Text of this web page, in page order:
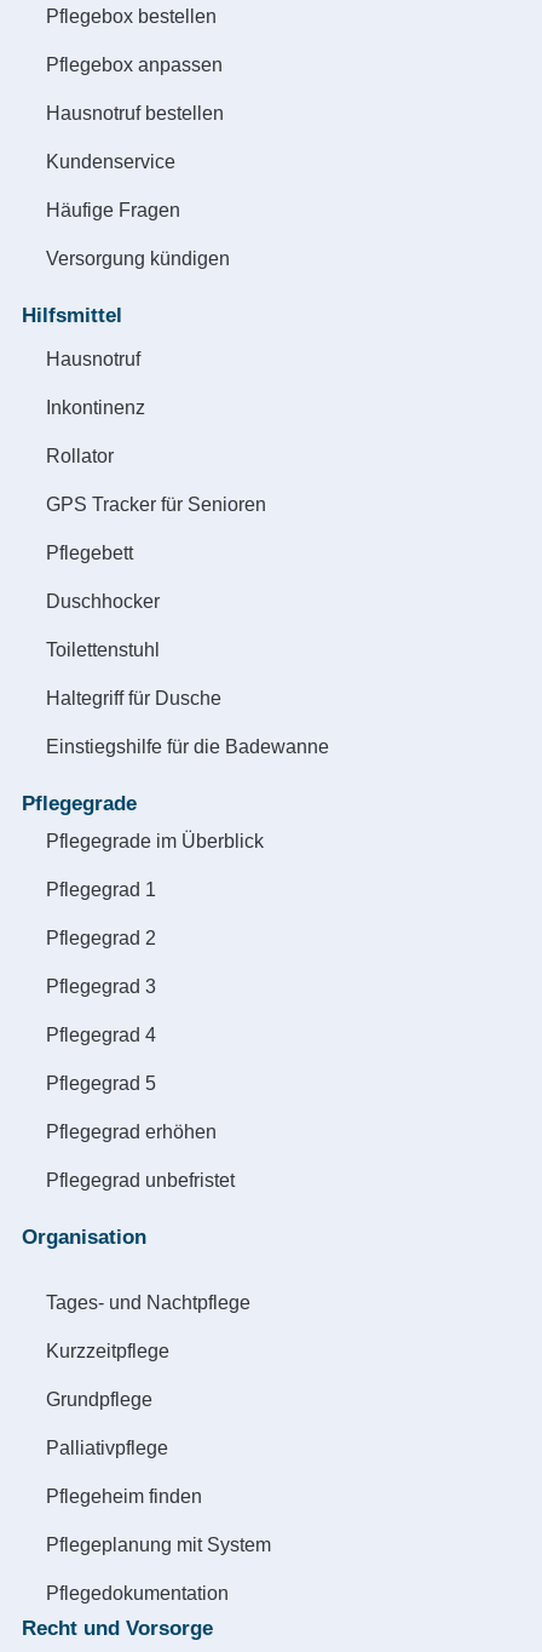
Pflegebox bestellen
Pflegebox anpassen
Hausnotruf bestellen
Kundenservice
Häufige Fragen
Versorgung kündigen
Hilfsmittel
Hausnotruf
Inkontinenz
Rollator
GPS Tracker für Senioren
Pflegebett
Duschhocker
Toilettenstuhl
Haltegriff für Dusche
Einstiegshilfe für die Badewanne
Pflegegrade
Pflegegrade im Überblick
Pflegegrad 1
Pflegegrad 2
Pflegegrad 3
Pflegegrad 4
Pflegegrad 5
Pflegegrad erhöhen
Pflegegrad unbefristet
Organisation
Tages- und Nachtpflege
Kurzzeitpflege
Grundpflege
Palliativpflege
Pflegeheim finden
Pflegeplanung mit System
Pflegedokumentation
Recht und Vorsorge